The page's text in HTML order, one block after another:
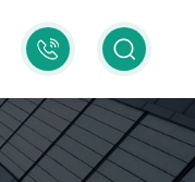
400-
6600-
920